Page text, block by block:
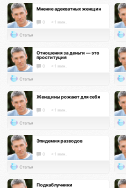
Мнение адекватных женщин
0 < 1 мин.
Статья
Отношения за деньги — это
проституция
0 < 1 мин.
Статья
Женщины рожают для себя
0 < 1 мин.
Статья
Эпидемия разводов
0 < 1 мин.
Статья
Подкаблучники